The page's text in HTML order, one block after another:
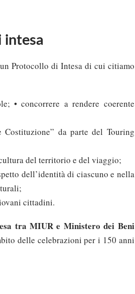
intesa
Protocollo di Intesa di cui citiamo
• concorrere a rendere coerente
Costituzione” da parte del Touring
del territorio e del viaggio;
dell’identità di ciascuno e nella
cittadini.
tra MIUR e Ministero dei Beni
delle celebrazioni per i 150 anni